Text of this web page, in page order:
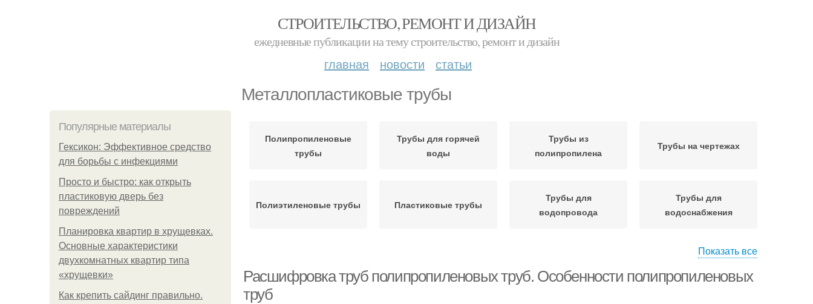
СТРОИТЕЛЬСТВО, РЕМОНТ И ДИЗАЙН
ежедневные публикации на тему строительство, ремонт и дизайн
главная новости статьи
Металлопластиковые трубы
Популярные материалы
Гексикон: Эффективное средство
для борьбы с инфекциями
Просто и быстро: как открыть
пластиковую дверь без
повреждений
Планировка квартир в хрущевках.
Основные характеристики
двухкомнатных квартир типа
«хрущевки»
Как крепить сайдинг правильно.
Полипропиленовые
трубы
Трубы для горячей
воды
Трубы из
полипропилена
Трубы на чертежах
Полиэтиленовые трубы Пластиковые трубы
Трубы для
водопровода
Трубы для
водоснабжения
Показать все
Расшифровка труб полипропиленовых труб. Особенности полипропиленовых
труб